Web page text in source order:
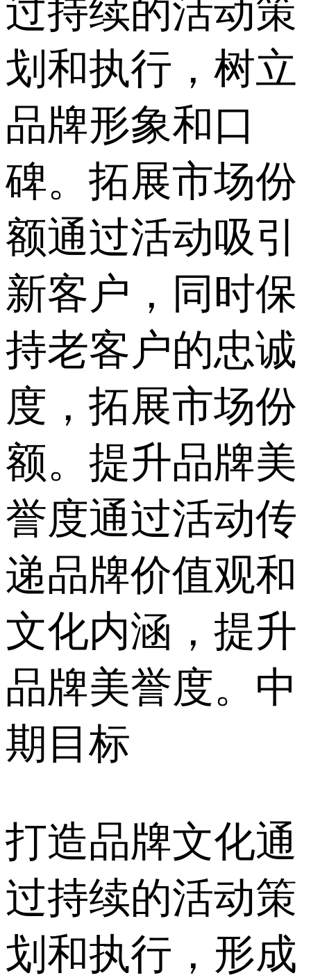
过持续的活动策
划和执行，树立
品牌形象和口
碑。拓展市场份
额通过活动吸引
新客户，同时保
持老客户的忠诚
度，拓展市场份
额。提升品牌美
誉度通过活动传
递品牌价值观和
文化内涵，提升
品牌美誉度。中
期目标
打造品牌文化通
过持续的活动策
划和执行，形成